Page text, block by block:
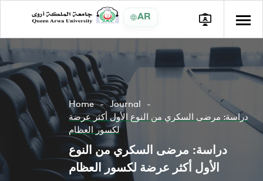
AR
Home
Journal
دراسة: مرضى السكري من النوع الأول أكثر عرضة
لكسور العظام
دراسة: مرضى السكري من النوع
الأول أكثر عرضة لكسور العظام